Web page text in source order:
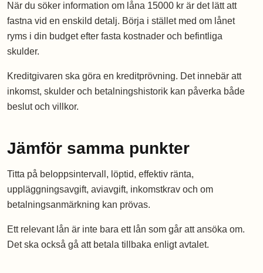
När du söker information om låna 15000 kr är det lätt att
fastna vid en enskild detalj. Börja i stället med om lånet
ryms i din budget efter fasta kostnader och befintliga
skulder.
Kreditgivaren ska göra en kreditprövning. Det innebär att
inkomst, skulder och betalningshistorik kan påverka både
beslut och villkor.
Jämför samma punkter
Titta på beloppsintervall, löptid, effektiv ränta,
uppläggningsavgift, aviavgift, inkomstkrav och om
betalningsanmärkning kan prövas.
Ett relevant lån är inte bara ett lån som går att ansöka om.
Det ska också gå att betala tillbaka enligt avtalet.